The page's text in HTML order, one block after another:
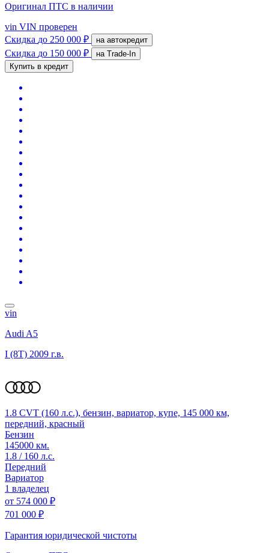
Оригинал ПТС в наличии
vin VIN проверен
Скидка до 250 000 ₽ на автокредит
Скидка до 150 000 ₽
на Trade-In
Купить в кредит
vin
Audi A5
I (8T) 2009 г.в.
1.8 CVT (160 л.с.), бензин, вариатор, купе, 145 000 км,
передний, красный
Бензин
145000 км.
1.8 / 160 л.с.
Передний
Вариатор
1 владелец
от 574 000 ₽
701 000 ₽
Гарантия юридической чистоты